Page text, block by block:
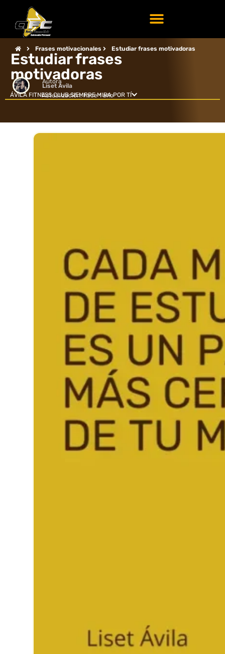
Frases motivacionales Estudiar frases motivadoras
Estudiar frases
motivadoras
Autora
Liset Ávila
Actualización: hace 1 año
ÁVILA FITNESS CLUB SIEMPRE MIRA POR TÍ